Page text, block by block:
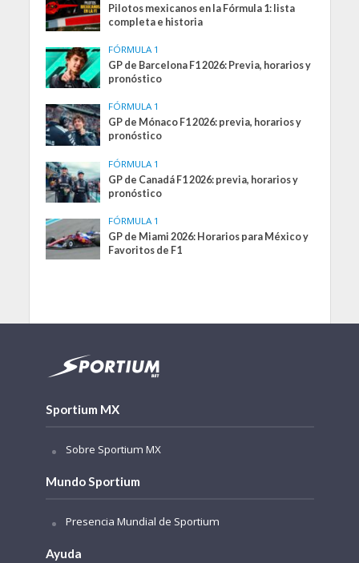
Pilotos mexicanos en la Fórmula 1: lista
completa e historia
FÓRMULA 1
GP de Barcelona F1 2026: Previa, horarios y
pronóstico
FÓRMULA 1
GP de Mónaco F1 2026: previa, horarios y
pronóstico
FÓRMULA 1
GP de Canadá F1 2026: previa, horarios y
pronóstico
FÓRMULA 1
GP de Miami 2026: Horarios para México y
Favoritos de F1
Sportium MX
Sobre Sportium MX
Mundo Sportium
Presencia Mundial de Sportium
Ayuda